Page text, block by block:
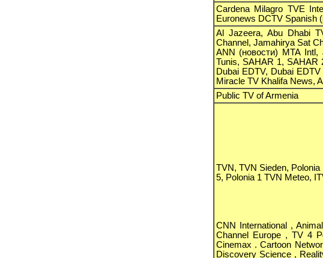
Cardena Milagro TVE
Euronews DCTV Spanish
Al Jazeera, Abu Dhabi
Channel, Jamahirya Sat
ANN (новости) MTA
Tunis, SAHAR 1, SAHAR
Dubai EDTV, Dubai
Miracle TV Khalifa News,
Public TV of Armenia
TVN, TVN Sieden,
5, Polonia 1 TVN Meteo,
CNN International ,
Channel Europe , TV 4
Cinemax . Cartoon
Discovery Science ,